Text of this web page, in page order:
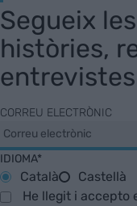
Segueix
històries,
CORREU ELECTRÒNIC
IDIOMA*
Català
Castellà
He llegit i accepto